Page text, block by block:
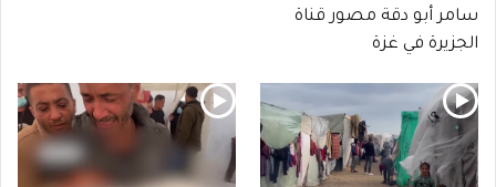
سامر أبو دقة مصور قناة
الجزيرة في غزة